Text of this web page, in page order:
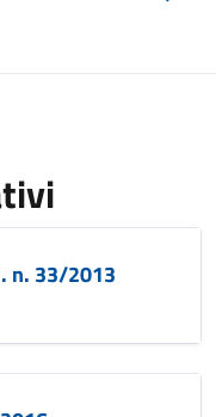
n. 33/2013